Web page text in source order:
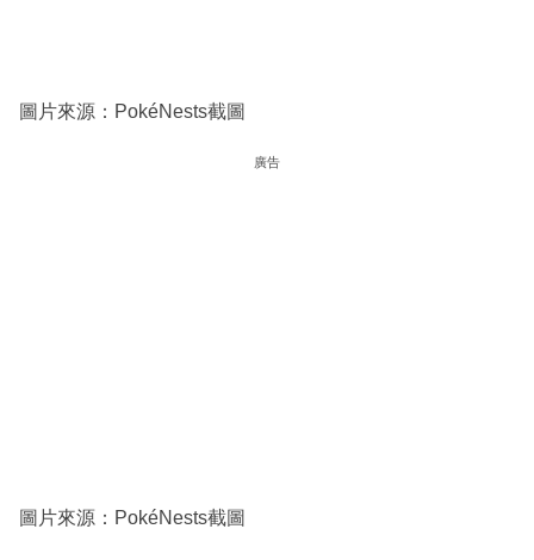
圖片來源：PokéNests截圖
廣告
圖片來源：PokéNests截圖